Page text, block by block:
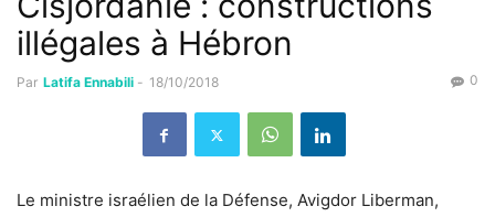
illégales à Hébron
Par Latifa Ennabili - 18/10/2018 0
Le ministre israélien de la Défense, Avigdor Liberman,